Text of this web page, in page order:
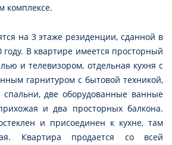
комплексе.
на 3 этаже резиденции, сданной в
году. В квартире имеется просторный
и телевизором, отдельная кухня с
гарнитуром с бытовой техникой,
две оборудованные ванные
и два просторных балкона.
и присоединен к кухне, там
Квартира продается со всей